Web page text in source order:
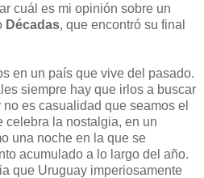
cuál es mi opinión sobre un
Décadas, que encontró su final
en un país que vive del pasado.
siempre hay que irlos a buscar
es casualidad que seamos el
celebra la nostalgia, en un
una noche en la que se
acumulado a lo largo del año.
que Uruguay imperiosamente